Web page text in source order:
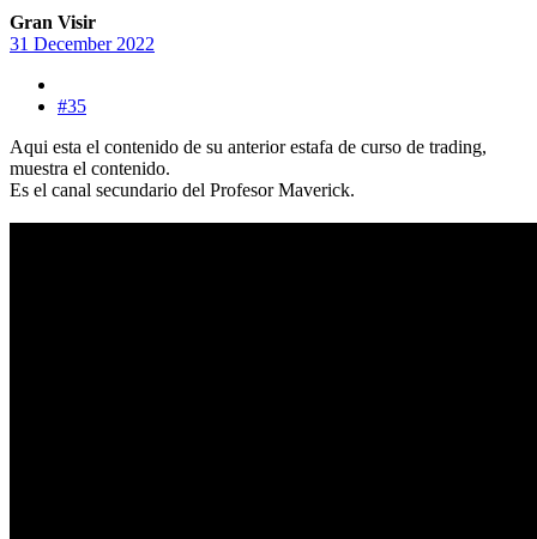
Gran Visir
31 December 2022
#35
Aqui esta el contenido de su anterior estafa de curso de trading,
muestra el contenido.
Es el canal secundario del Profesor Maverick.